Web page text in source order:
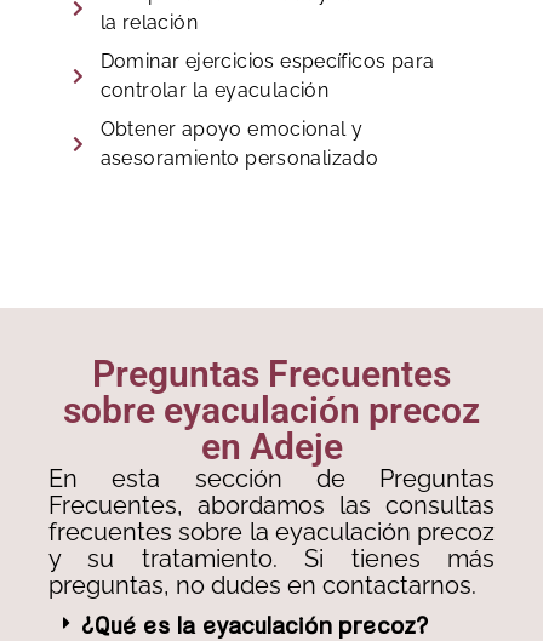
la relación
Dominar ejercicios específicos para
controlar la eyaculación
Obtener apoyo emocional y
asesoramiento personalizado
Preguntas Frecuentes
sobre eyaculación precoz
en Adeje
En esta sección de Preguntas
Frecuentes, abordamos las consultas
frecuentes sobre la eyaculación precoz
y su tratamiento. Si tienes más
preguntas, no dudes en contactarnos.
¿Qué es la eyaculación precoz?